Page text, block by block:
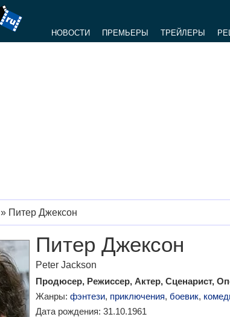
НОВОСТИ ПРЕМЬЕРЫ ТРЕЙЛЕРЫ
» Питер Джексон
Питер Джексон
Peter Jackson
Продюсер, Режиссер, Актер, Сценарист,
Жанры: фэнтези, приключения, боевик,
Дата рождения: 31.10.1961